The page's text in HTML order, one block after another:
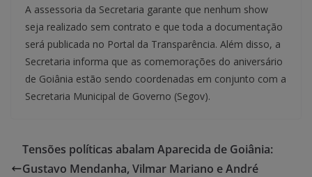
A assessoria da Secretaria garante que nenhum show
seja realizado sem contrato e que toda a documentação
será publicada no Portal da Transparência. Além disso, a
Secretaria informa que as comemorações do aniversário
de Goiânia estão sendo coordenadas em conjunto com a
Secretaria Municipal de Governo (Segov).
Tensões políticas abalam Aparecida de Goiânia:
Gustavo Mendanha, Vilmar Mariano e André